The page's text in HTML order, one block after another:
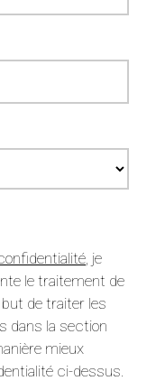
, je
le traitement de
de traiter les
dans la section
mieux
ci-dessus.